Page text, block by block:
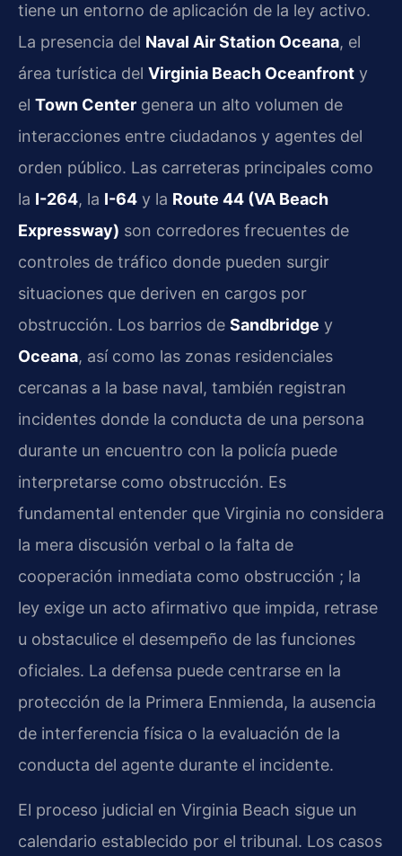
tiene un entorno de aplicación de la ley activo.
La presencia del Naval Air Station Oceana, el
área turística del Virginia Beach Oceanfront y
el Town Center genera un alto volumen de
interacciones entre ciudadanos y agentes del
orden público. Las carreteras principales como
la I-264, la I-64 y la Route 44 (VA Beach
Expressway) son corredores frecuentes de
controles de tráfico donde pueden surgir
situaciones que deriven en cargos por
obstrucción. Los barrios de Sandbridge y
Oceana, así como las zonas residenciales
cercanas a la base naval, también registran
incidentes donde la conducta de una persona
durante un encuentro con la policía puede
interpretarse como obstrucción. Es
fundamental entender que Virginia no considera
la mera discusión verbal o la falta de
cooperación inmediata como obstrucción ; la
ley exige un acto afirmativo que impida, retrase
u obstaculice el desempeño de las funciones
oficiales. La defensa puede centrarse en la
protección de la Primera Enmienda, la ausencia
de interferencia física o la evaluación de la
conducta del agente durante el incidente.
El proceso judicial en Virginia Beach sigue un
calendario establecido por el tribunal. Los casos